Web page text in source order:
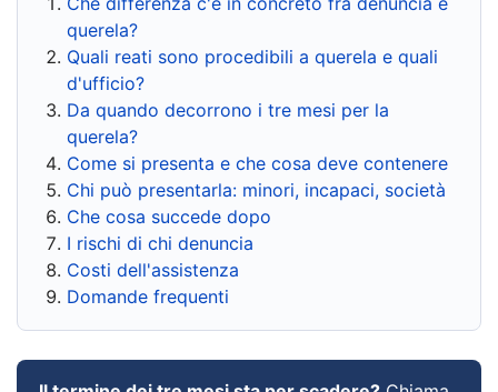
querela?
Quali reati sono procedibili a querela e quali
d'ufficio?
Da quando decorrono i tre mesi per la
querela?
Come si presenta e che cosa deve contenere
Chi può presentarla: minori, incapaci, società
Che cosa succede dopo
I rischi di chi denuncia
Costi dell'assistenza
Domande frequenti